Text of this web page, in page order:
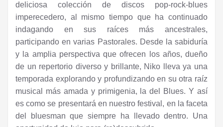
deliciosa colección de discos pop-rock-blues
imperecedero, al mismo tiempo que ha continuado
indagando en sus raíces más ancestrales,
participando en varias Pastorales. Desde la sabiduría
y la amplia perspectiva que ofrecen los años, dueño
de un repertorio diverso y brillante, Niko lleva ya una
temporada explorando y profundizando en su otra raíz
musical más amada y primigenia, la del Blues. Y así
es como se presentará en nuestro festival, en la faceta
del bluesman que siempre ha llevado dentro. Una